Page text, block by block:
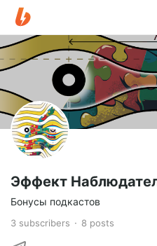
Эффект
Бонусы подкастов
3 subscribers 8 posts